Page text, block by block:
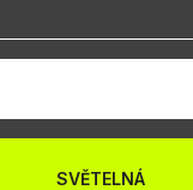
SVĚTELNÁ